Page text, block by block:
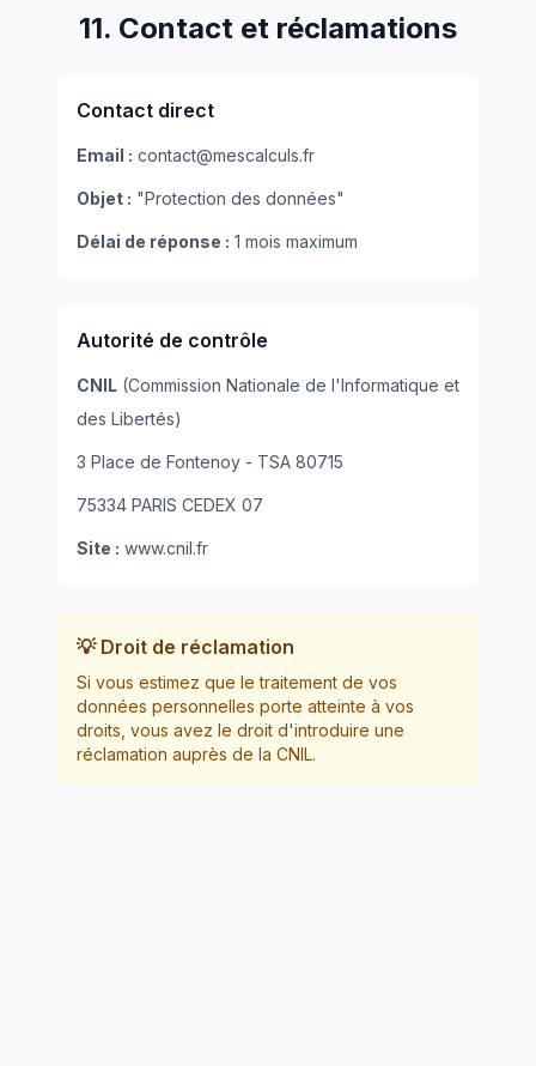
11. Contact et réclamations
Contact direct
Email : contact@mescalculs.fr
Objet : "Protection des données"
Délai de réponse : 1 mois maximum
Autorité de contrôle
CNIL (Commission Nationale de l'Informatique et
des Libertés)
3 Place de Fontenoy - TSA 80715
75334 PARIS CEDEX 07
Site : www.cnil.fr
💡 Droit de réclamation
Si vous estimez que le traitement de vos
données personnelles porte atteinte à vos
droits, vous avez le droit d'introduire une
réclamation auprès de la CNIL.